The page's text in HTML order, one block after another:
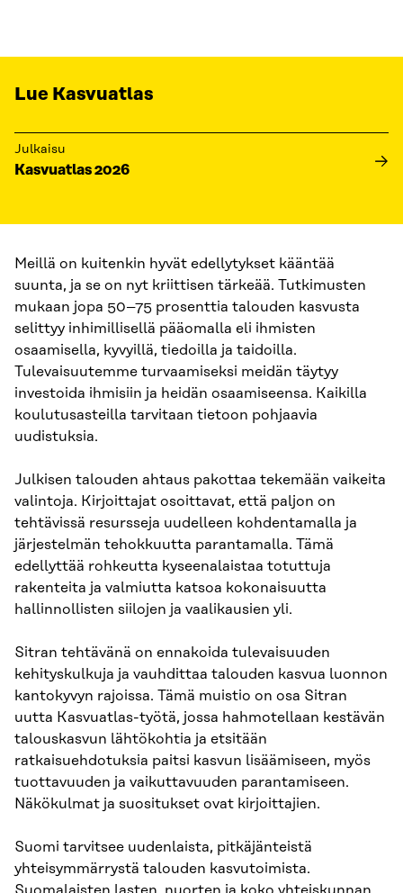
Lue Kasvuatlas
Julkaisu
Kasvuatlas 2026
Meillä on kuitenkin hyvät edellytykset kääntää
suunta, ja se on nyt kriittisen tärkeää. Tutkimusten
mukaan jopa 50–75 prosenttia talouden kasvusta
selittyy inhimillisellä pääomalla eli ihmisten
osaamisella, kyvyillä, tiedoilla ja taidoilla.
Tulevaisuutemme turvaamiseksi meidän täytyy
investoida ihmisiin ja heidän osaamiseensa. Kaikilla
koulutusasteilla tarvitaan tietoon pohjaavia
uudistuksia.
Julkisen talouden ahtaus pakottaa tekemään vaikeita
valintoja. Kirjoittajat osoittavat, että paljon on
tehtävissä resursseja uudelleen kohdentamalla ja
järjestelmän tehokkuutta parantamalla. Tämä
edellyttää rohkeutta kyseenalaistaa totuttuja
rakenteita ja valmiutta katsoa kokonaisuutta
hallinnollisten siilojen ja vaalikausien yli.
Sitran tehtävänä on ennakoida tulevaisuuden
kehityskulkuja ja vauhdittaa talouden kasvua luonnon
kantokyvyn rajoissa. Tämä muistio on osa Sitran
uutta Kasvuatlas-työtä, jossa hahmotellaan kestävän
talouskasvun lähtökohtia ja etsitään
ratkaisuehdotuksia paitsi kasvun lisäämiseen, myös
tuottavuuden ja vaikuttavuuden parantamiseen.
Näkökulmat ja suositukset ovat kirjoittajien.
Suomi tarvitsee uudenlaista, pitkäjänteistä
yhteisymmärrystä talouden kasvutoimista.